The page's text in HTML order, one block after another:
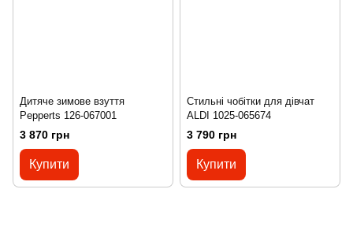
Дитяче зимове взуття
Pepperts 126-067001
3 870 грн
Купити
Стильні чобітки для дівчат
ALDI 1025-065674
3 790 грн
Купити